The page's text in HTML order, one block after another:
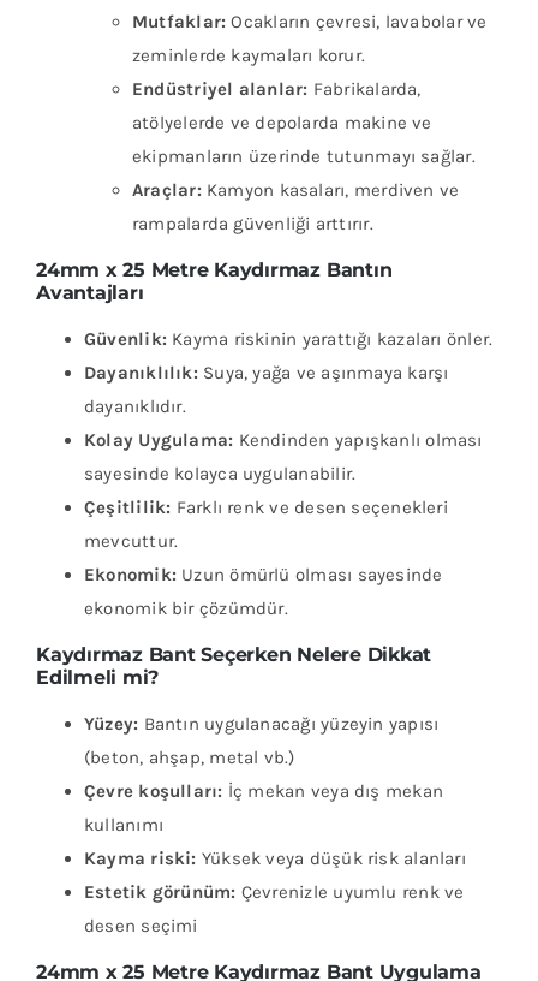
Mutfaklar: Ocakların çevresi, lavabolar ve
zeminlerde kaymaları korur.
Endüstriyel alanlar: Fabrikalarda,
atölyelerde ve depolarda makine ve
ekipmanların üzerinde tutunmayı sağlar.
Araçlar: Kamyon kasaları, merdiven ve
rampalarda güvenliği arttırır.
24mm x 25 Metre Kaydırmaz Bantın
Avantajları
Güvenlik: Kayma riskinin yarattığı kazaları önler.
Dayanıklılık: Suya, yağa ve aşınmaya karşı
dayanıklıdır.
Kolay Uygulama: Kendinden yapışkanlı olması
sayesinde kolayca uygulanabilir.
Çeşitlilik: Farklı renk ve desen seçenekleri
mevcuttur.
Ekonomik: Uzun ömürlü olması sayesinde
ekonomik bir çözümdür.
Kaydırmaz Bant Seçerken Nelere Dikkat
Edilmeli mi?
Yüzey: Bantın uygulanacağı yüzeyin yapısı
(beton, ahşap, metal vb.)
Çevre koşulları: İç mekan veya dış mekan
kullanımı
Kayma riski: Yüksek veya düşük risk alanları
Estetik görünüm: Çevrenizle uyumlu renk ve
desen seçimi
24mm x 25 Metre Kaydırmaz Bant Uygulama